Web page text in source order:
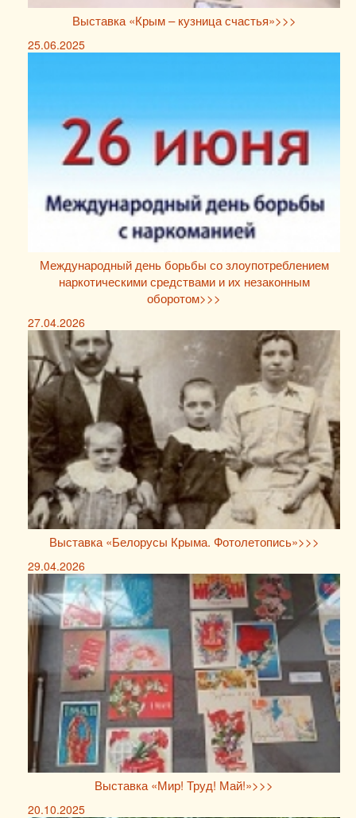
Выставка «Крым – кузница счастья»>>>
25.06.2025
Международный день борьбы со злоупотреблением
наркотическими средствами и их незаконным
оборотом>>>
27.04.2026
Выставка «Белорусы Крыма. Фотолетопись»>>>
29.04.2026
Выставка «Мир! Труд! Май!»>>>
20.10.2025